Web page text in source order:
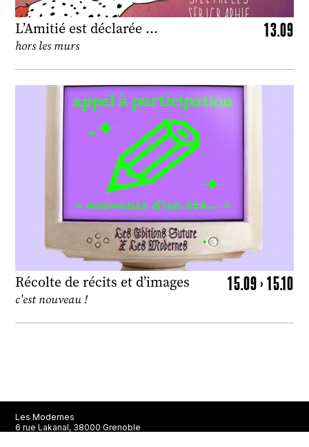
L’Amitié est déclarée … 13.09
hors les murs
Récolte de récits et d’images 15.09 > 15.10
c'est nouveau !
Les Modernes
6 rue Lakanal, 38000 Grenoble